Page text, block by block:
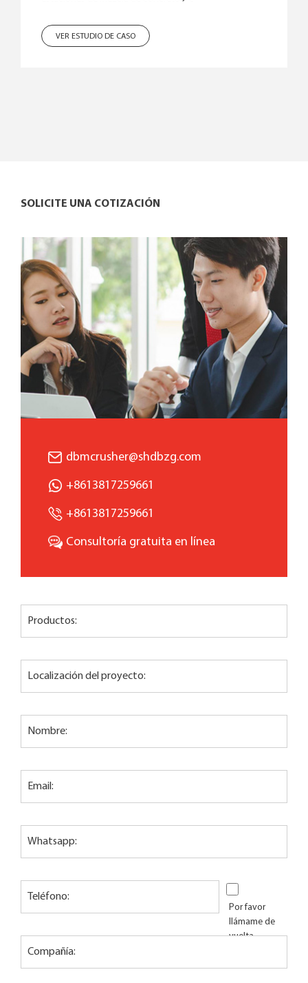
VER ESTUDIO DE CASO
SOLICITE UNA COTIZACIÓN
dbmcrusher@shdbzg.com
+8613817259661
+8613817259661
Consultoría gratuita en línea
Productos:
Localización del proyecto:
Nombre:
Email:
Whatsapp:
Teléfono:
Por favor
llámame de
vuelta
Compañía: